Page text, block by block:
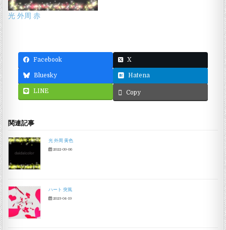
光 外周 赤
Facebook X
Bluesky Hatena
LINE Copy
関連記事
光 外周 黄色
2022-09-06
ハート 突風
2023-04-19